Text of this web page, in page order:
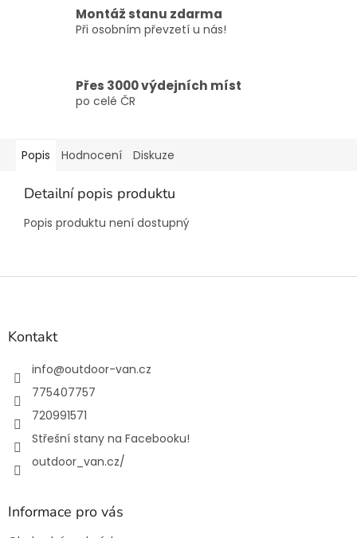
Montáž stanu zdarma
Při osobním převzetí u nás!
Přes 3000 výdejních míst
po celé ČR
Popis Hodnocení Diskuze
Detailní popis produktu
Popis produktu není dostupný
Z
Kontakt
info@outdoor-van.cz
775407757
720991571
Střešní stany na Facebooku!
outdoor_van.cz/
Informace pro vás